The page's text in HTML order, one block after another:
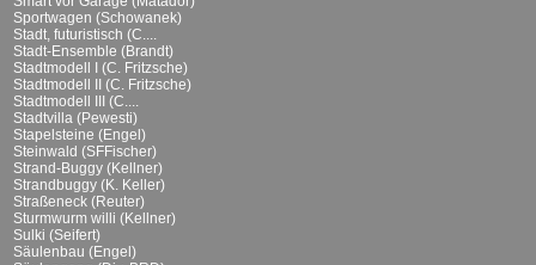
Sportwagen (Schowanek)
Stadt, futuristisch (C....
Stadt-Ensemble (Brandt)
Stadtmodell I (C. Fritzsche)
Stadtmodell II (C. Fritzsche)
Stadtmodell III (C....
Stadtvilla (Pewesti)
Stapelsteine (Engel)
Steinwald (SFFischer)
Strand-Buggy (Kellner)
Strandbuggy (K. Keller)
Straßeneck (Reuter)
Sturmwurm willi (Kellner)
Sulki (Seifert)
Säulenbau (Engel)